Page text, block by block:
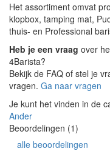
Het assortiment omvat
klopbox, tamping mat,
thuis- en Professional
Heb je een vraag over
4Barista?
Bekijk de FAQ of stel je
vragen. Ga naar vragen
Je kunt het vinden in de
Ander
Beoordelingen (1)
alle beoordelingen